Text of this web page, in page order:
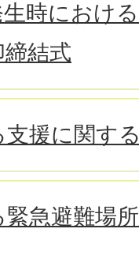
生時におけ
結式
支援に関す
緊急避難場